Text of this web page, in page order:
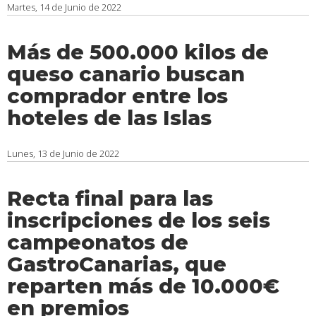
Martes, 14 de Junio de 2022
Más de 500.000 kilos de
queso canario buscan
comprador entre los
hoteles de las Islas
Lunes, 13 de Junio de 2022
Recta final para las
inscripciones de los seis
campeonatos de
GastroCanarias, que
reparten más de 10.000€
en premios